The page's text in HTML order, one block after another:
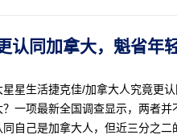
认同加拿大，魁省年
星星生活捷克佳/加拿大人究竟更
？一项最新全国调查显示，两者
同自己是加拿大人，但近三分之二